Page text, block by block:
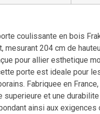
coulissante en bois
mesurant 204 cm de
pour allier esthetique
porte est ideale pour
Fabriquee en
superieure et une durabilite
ainsi aux exigences